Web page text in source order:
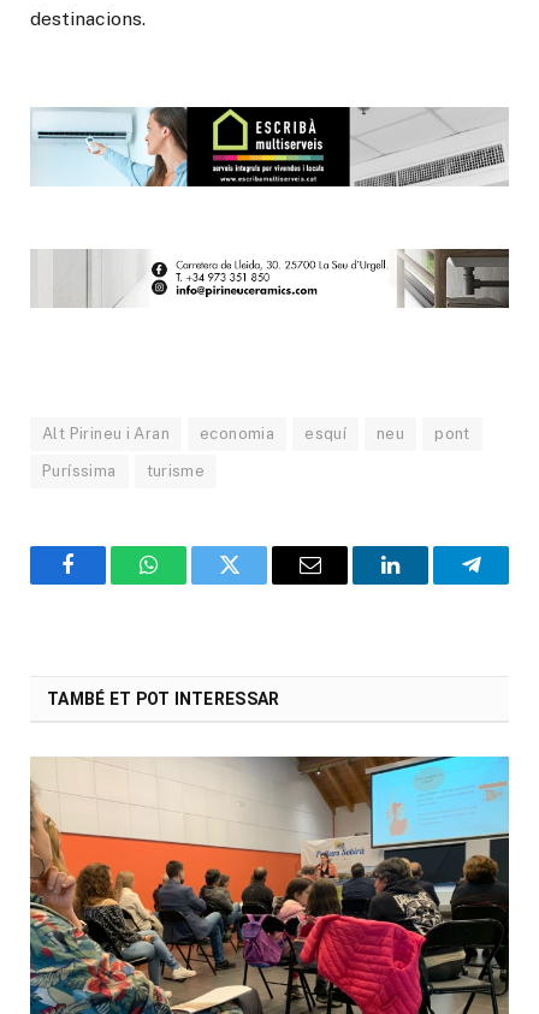
destinacions.
Alt Pirineu i Aran economia esquí neu pont
Puríssima turisme
FacebookWhatsAppTwitter Email LinkedIn
TAMBÉ ET POT INTERESSAR